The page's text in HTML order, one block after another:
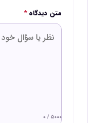
متن دیدگاه*
۰ / ۵۰۰۰